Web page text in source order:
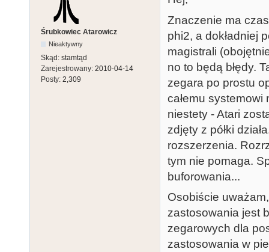
Śrubkowiec Atarowicz
Nieaktywny
Skąd: stamtąd
Zarejestrowany: 2010-04-14
Posty: 2,309
Znaczenie ma
phi2, a dokładniej
magistrali
no to będą błędy.
zegara po prostu
całemu
niestety - Atari
zdjęty z półki
rozszerzenia.
tym nie pomaga.
buforowania...
Osobiście
zastosowania jest
zegarowych dla
zastosowania w